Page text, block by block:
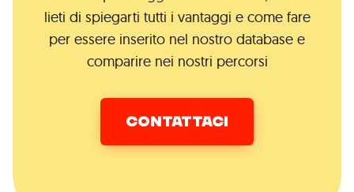
lieti di spiegarti tutti i vantaggi e come fare
per essere inserito nel nostro database e
comparire nei nostri percorsi
CONTATTACI